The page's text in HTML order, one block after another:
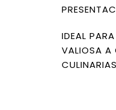
IDEAL
VALIOSA A